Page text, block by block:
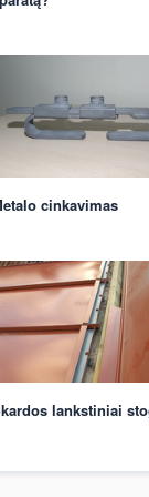
cinkavimas
lankstiniai